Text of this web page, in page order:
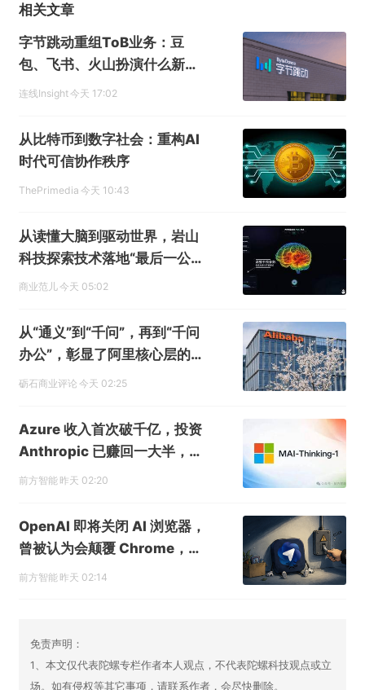
相关文章
字节跳动重组ToB业务：豆
包、飞书、火山扮演什么新角
色？
连线Insight今天 17:02
从比特币到数字社会：重构AI
时代可信协作秩序
ThePrimedia 今天 10:43
从读懂大脑到驱动世界，岩山
科技探索技术落地“最后一公
里”
商业范儿今天 05:02
从“通义”到“千问”，再到“千问
办公”，彰显了阿里核心层的精
准决策力
砺石商业评论 今天 02:25
Azure 收入首次破千亿，投资
Anthropic 已赚回一大半，市
值单日增长 4500 亿，微软财
前方智能 昨天 02:20
OpenAI 即将关闭 AI 浏览器，
曾被认为会颠覆 Chrome，但
可能从一开始就做错了
前方智能 昨天 02:14
免责声明：
1、本文仅代表陀螺专栏作者本人观点，不代表陀螺科技观点或立
场。如有侵权等其它事项，请联系作者，会尽快删除。